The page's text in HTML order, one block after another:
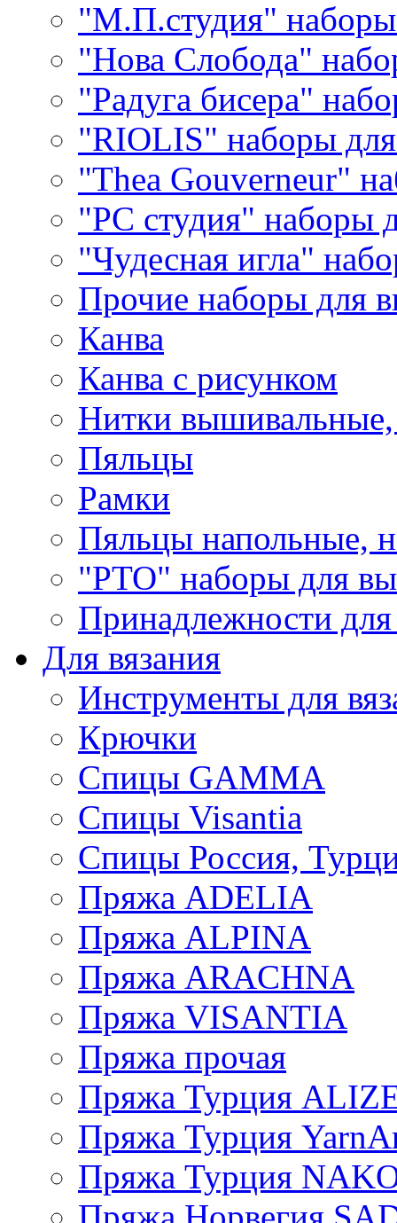
"М.П.студия"
"Нова Слобода"
"Радуга бисера"
"RIOLIS" наборы
"Thea Gouverneur"
"РС студия" наборы
"Чудесная игла"
Прочие наборы для
Канва
Канва с рисунком
Нитки
Пяльцы
Рамки
Пяльцы напольные,
"РТО" наборы для
Принадлежности
Для вязания
Инструменты для
Крючки
Спицы GAMMA
Спицы Visantia
Спицы Россия,
Пряжа ADELIA
Пряжа ALPINA
Пряжа ARACHNA
Пряжа VISANTIA
Пряжа прочая
Пряжа Турция
Пряжа Турция
Пряжа Турция